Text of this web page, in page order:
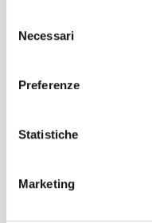
delNecessari
Preferenze
Statistiche
Marketing